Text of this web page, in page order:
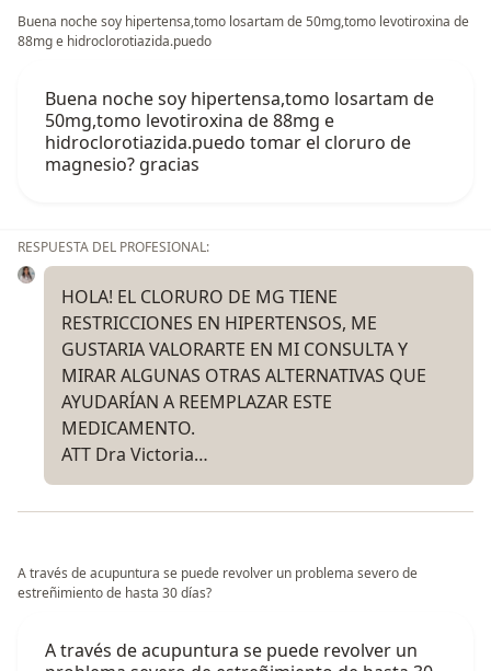
Buena noche soy hipertensa,tomo losartam de 50mg,tomo levotiroxina de
88mg e hidroclorotiazida.puedo
Buena noche soy hipertensa,tomo losartam de
50mg,tomo levotiroxina de 88mg e
hidroclorotiazida.puedo tomar el cloruro de
magnesio? gracias
RESPUESTA DEL PROFESIONAL:
HOLA! EL CLORURO DE MG TIENE
RESTRICCIONES EN HIPERTENSOS, ME
GUSTARIA VALORARTE EN MI CONSULTA Y
MIRAR ALGUNAS OTRAS ALTERNATIVAS QUE
AYUDARÍAN A REEMPLAZAR ESTE
MEDICAMENTO.
ATT Dra Victoria…
A través de acupuntura se puede revolver un problema severo de
estreñimiento de hasta 30 días?
A través de acupuntura se puede revolver un